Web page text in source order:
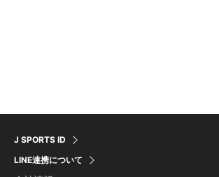
J SPORTS ID
LINE連携について